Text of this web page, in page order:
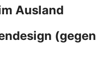
Ausland
(gegen